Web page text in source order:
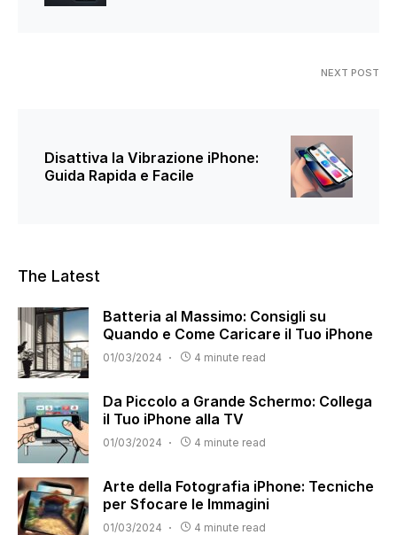
NEXT POST
Disattiva la Vibrazione iPhone:
Guida Rapida e Facile
The Latest
Batteria al Massimo: Consigli su
Quando e Come Caricare il Tuo iPhone
01/03/2024 4 minute read
Da Piccolo a Grande Schermo: Collega
il Tuo iPhone alla TV
01/03/2024 4 minute read
Arte della Fotografia iPhone: Tecniche
per Sfocare le Immagini
01/03/2024 4 minute read